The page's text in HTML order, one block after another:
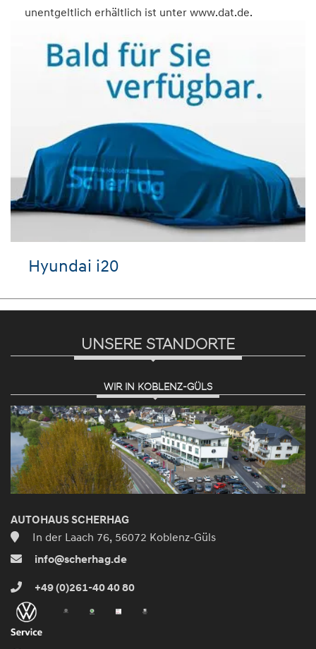
unentgeltlich erhältlich ist unter www.dat.de.
Hyundai i20
UNSERE STANDORTE
WIR IN KOBLENZ-GÜLS
AUTOHAUS SCHERHAG
In der Laach 76, 56072 Koblenz-Güls
info@scherhag.de
+49 (0)261-40 40 80